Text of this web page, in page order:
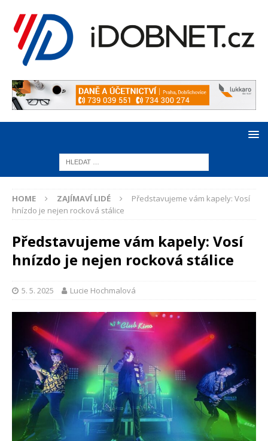
HOME ZAJÍMAVÍ LIDÉ
Představujeme vám kapely: Vosí
hnízdo je nejen rocková stálice
Představujeme vám kapely: Vosí
hnízdo je nejen rocková stálice
5. 5. 2025 Lucie Hochmalová